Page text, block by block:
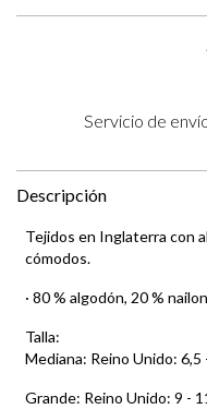
Servicio de
Descripción
Tejidos en Inglaterra con
cómodos.
· 80 % algodón, 20 % nailon
Talla:
Mediana: Reino Unido: 6,5
Grande: Reino Unido: 9 -